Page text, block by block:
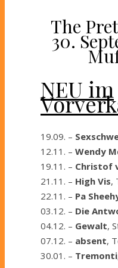
The
30.
NEU im
19.09. –
12.11. – Wendy
19.11. – Christof
21.11. – High Vis,
22.11. – Pa
03.12. – Die
04.12. – Gewalt,
07.12. – absent,
30.01. – Tremonti